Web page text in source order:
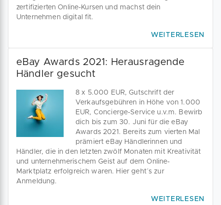
zertifizierten Online-Kursen und machst dein
Unternehmen digital fit.
WEITERLESEN
eBay Awards 2021: Herausragende
Händler gesucht
8 x 5.000 EUR, Gutschrift der
Verkaufsgebühren in Höhe von 1.000
EUR, Concierge-Service u.v.m. Bewirb
dich bis zum 30. Juni für die eBay
Awards 2021. Bereits zum vierten Mal
prämiert eBay Händlerinnen und
Händler, die in den letzten zwölf Monaten mit Kreativität
und unternehmerischem Geist auf dem Online-
Marktplatz erfolgreich waren. Hier geht´s zur
Anmeldung.
WEITERLESEN